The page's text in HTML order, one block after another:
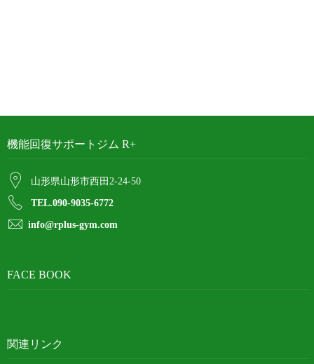
機能回復サポートジム R+
山形県山形市西田2-24-50
TEL.090-9035-6772
info@rplus-gym.com
FACE BOOK
関連リンク